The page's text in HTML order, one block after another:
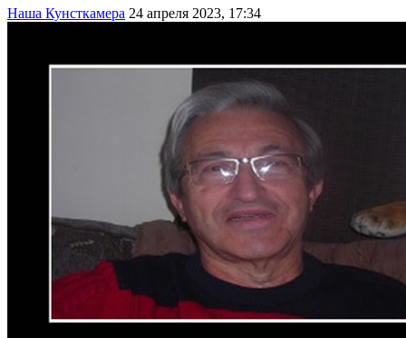
Наша Кунсткамера 24 апреля 2023, 17:34